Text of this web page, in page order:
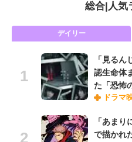
総合 人気
デイリー
「見る
認生命体
た「恐怖
ドラマ
「あま
で描かれ